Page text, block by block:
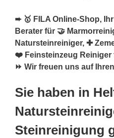
➨ 🥇 FILA Online-Shop,
Berater für 🤝
Natursteinreiniger, ✚
❤️ Feinsteinzeug Reiniger
⏩ Wir freuen uns auf
Sie haben in
Steinreinigung